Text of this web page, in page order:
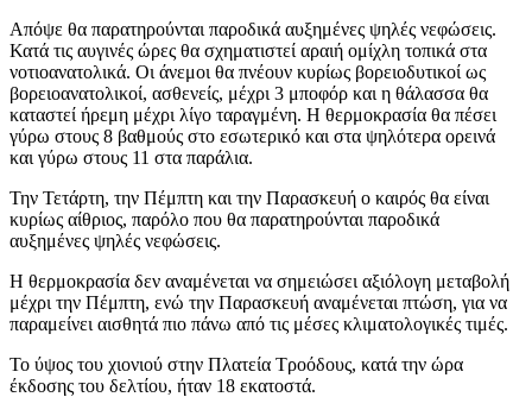
Απόψε θα παρατηρούνται παροδικά αυξημένες ψηλές νεφώσεις.
Κατά τις αυγινές ώρες θα σχηματιστεί αραιή ομίχλη τοπικά στα
νοτιοανατολικά. Οι άνεμοι θα πνέουν κυρίως βορειοδυτικοί ως
βορειοανατολικοί, ασθενείς, μέχρι 3 μποφόρ και η θάλασσα θα
καταστεί ήρεμη μέχρι λίγο ταραγμένη. Η θερμοκρασία θα πέσει
γύρω στους 8 βαθμούς στο εσωτερικό και στα ψηλότερα ορεινά
και γύρω στους 11 στα παράλια.
Την Τετάρτη, την Πέμπτη και την Παρασκευή ο καιρός θα είναι
κυρίως αίθριος, παρόλο που θα παρατηρούνται παροδικά
αυξημένες ψηλές νεφώσεις.
Η θερμοκρασία δεν αναμένεται να σημειώσει αξιόλογη μεταβολή
μέχρι την Πέμπτη, ενώ την Παρασκευή αναμένεται πτώση, για να
παραμείνει αισθητά πιο πάνω από τις μέσες κλιματολογικές τιμές.
Το ύψος του χιονιού στην Πλατεία Τροόδους, κατά την ώρα
έκδοσης του δελτίου, ήταν 18 εκατοστά.